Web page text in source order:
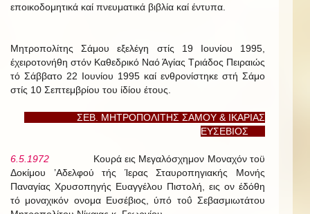
εποικοδομητικά καί πνευματικά βιβλία καί έντυπα.
Μητροπολίτης Σάμου εξελέγη στίς 19 Ιουνίου 1995,
έχειροτονήθη στόν Καθεδρικό Ναό Άγίας Τριάδος Πειραιώς
τό Σάββατο 22 Ιουνίου 1995 καί ενθρονίστηκε στή Σάμο
στίς 10 Σεπτεμβρίου του ίδίου έτους.
ΣΕΒ. ΜΗΤΡΟΠΟΛΙΤΗΣ ΣΑΜΟΥ & ΙΚΑΡΙΑΣ
ΕΥΣΕΒΙΟΣ
6.5.1972
Κουρά εις Μεγαλόσχημον Μοναχόν τοϋ
Δοκίμου ’Αδελφού τής Ίερας Σταυροπηγιακής Μονής
Παναγίας Χρυσοπηγής Ευαγγέλου Πιστολή, εις ον έδόθη
τό μοναχικόν ονομα Ευσέβιος, ύπό τοΰ Σεβασμιωτάτου